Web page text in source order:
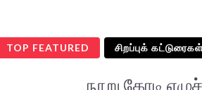
TOP FEATURED சிறப்புக்
நூறு கோடி